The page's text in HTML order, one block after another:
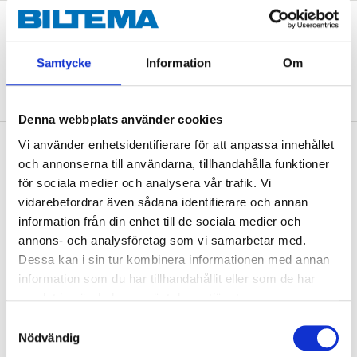
Samtycke Information Om
Denna webbplats använder cookies
Vi använder enhetsidentifierare för att anpassa innehållet
och annonserna till användarna, tillhandahålla funktioner
för sociala medier och analysera vår trafik. Vi
vidarebefordrar även sådana identifierare och annan
information från din enhet till de sociala medier och
annons- och analysföretag som vi samarbetar med.
Dessa kan i sin tur kombinera informationen med annan
information som du har tillhandahållit eller som de har
Nödvändig
Säkerhetsinformation och övriga dokument
Om tillverkaren
Köp & Hämta
Köp & Hämta i ditt varuhus inom 2 timmar! För mer information om
tjänsten och våra villkor.
LÄS MER